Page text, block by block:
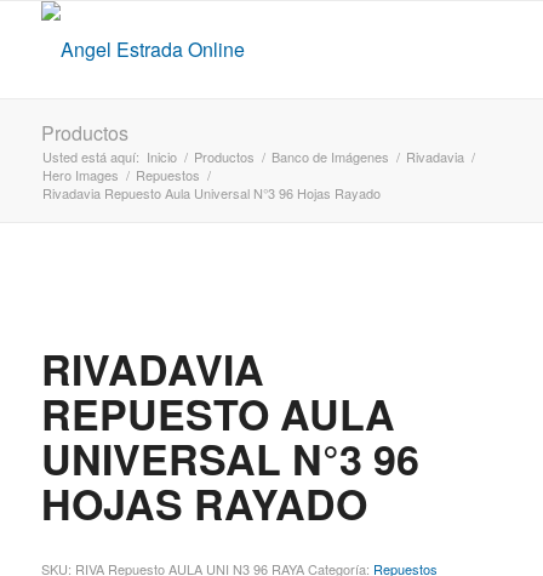
Productos
Usted está aquí: Inicio / Productos / Banco de Imágenes / Rivadavia /
Hero Images / Repuestos /
Rivadavia Repuesto Aula Universal N°3 96 Hojas Rayado
RIVADAVIA
REPUESTO AULA
UNIVERSAL N°3 96
HOJAS RAYADO
SKU: RIVA Repuesto AULA UNI N3 96 RAYA Categoría: Repuestos